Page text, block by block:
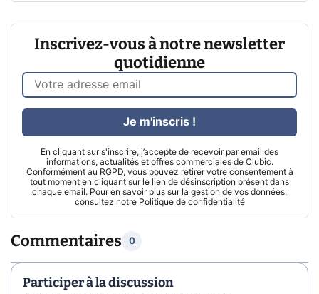
Inscrivez-vous à notre newsletter
quotidienne
En cliquant sur s'inscrire, j’accepte de recevoir par email des
informations, actualités et offres commerciales de Clubic.
Conformément au RGPD, vous pouvez retirer votre consentement à
tout moment en cliquant sur le lien de désinscription présent dans
chaque email. Pour en savoir plus sur la gestion de vos données,
consultez notre Politique de confidentialité
Je m'inscris !
Commentaires 0
Participer à la discussion